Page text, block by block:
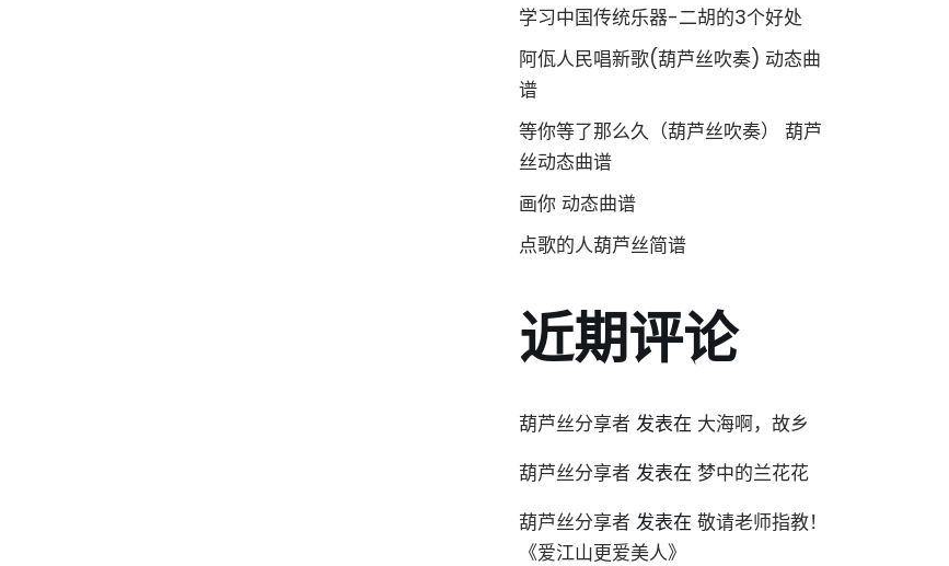
学习中国传统乐器-二胡的3个好处
阿佤人民唱新歌(葫芦丝吹奏) 动态曲
谱
等你等了那么久（葫芦丝吹奏） 葫芦
丝动态曲谱
画你 动态曲谱
点歌的人葫芦丝简谱
近期评论
葫芦丝分享者 发表在 大海啊，故乡
葫芦丝分享者 发表在 梦中的兰花花
葫芦丝分享者 发表在 敬请老师指教！
《爱江山更爱美人》